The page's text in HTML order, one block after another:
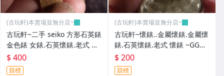
(古玩軒)本賣場並無分店~
古玩軒~二手 seiko 方形石英錶
金色錶 女錶.石英懷錶.老式 懷
錶 ~GGG92
$ 400
競標
(古玩軒)本賣場並無分店~
古玩軒~懷錶..金屬懷錶.金屬懷
錶.石英懷錶.老式 懷錶 ~GGG9
1
$ 200
競標